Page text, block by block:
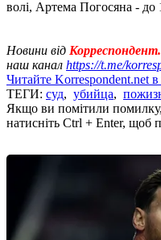
волі, Артема Погосяна - до
Новини від
наш канал https://t.me/
Читайте Korrespondent.net
ТЕГИ: суд, убийца,
Якщо ви помітили помилку,
натисніть Ctrl + Enter, щоб